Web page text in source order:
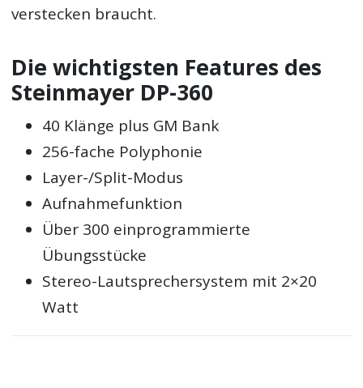
verstecken braucht.
Die wichtigsten Features des
Steinmayer DP-360
40 Klänge plus GM Bank
256-fache Polyphonie
Layer-/Split-Modus
Aufnahmefunktion
Über 300 einprogrammierte
Übungsstücke
Stereo-Lautsprechersystem mit 2×20
Watt